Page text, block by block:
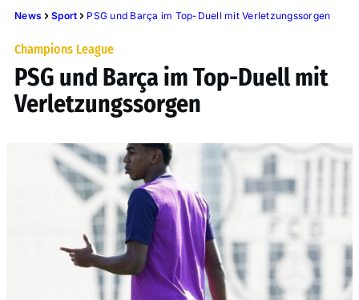
News Sport PSG und Barça im Top-Duell mit Verletzungssorgen
Champions League
PSG und Barça im Top-Duell mit
Verletzungssorgen